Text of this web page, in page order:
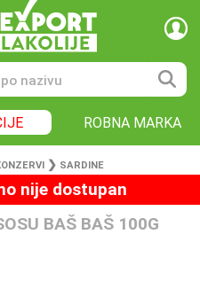
ROBNA MARKA
❯ SARDINE
nije dostupan
BAŠ BAŠ 100G